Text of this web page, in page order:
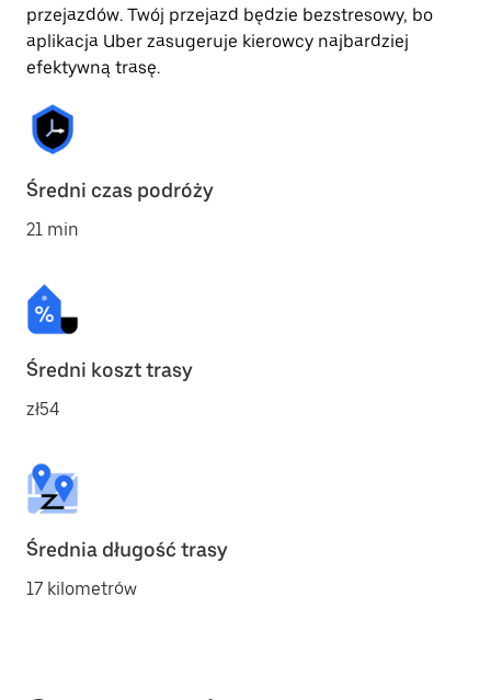
przejazdów. Twój przejazd będzie bezstresowy, bo
aplikacja Uber zasugeruje kierowcy najbardziej
efektywną trasę.
Średni czas podróży
21 min
Średni koszt trasy
zł54
Średnia długość trasy
17 kilometrów